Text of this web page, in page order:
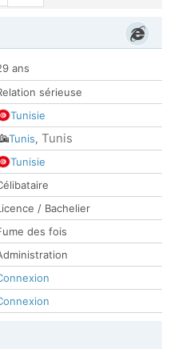
ans
sérieuse
Tunisie
Tunis, Tunis
Tunisie
/ Bachelier
des fois